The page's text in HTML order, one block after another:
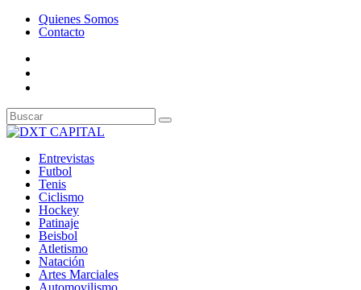
Quienes Somos
Contacto
Entrevistas
Futbol
Tenis
Ciclismo
Hockey
Patinaje
Beisbol
Atletismo
Natación
Artes Marciales
Automovilismo